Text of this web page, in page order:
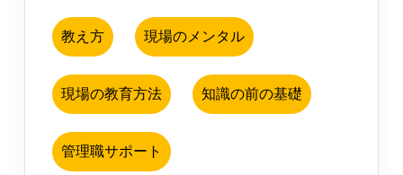
教え方 現場のメンタル
現場の教育方法 知識の前の基礎
管理職サポート